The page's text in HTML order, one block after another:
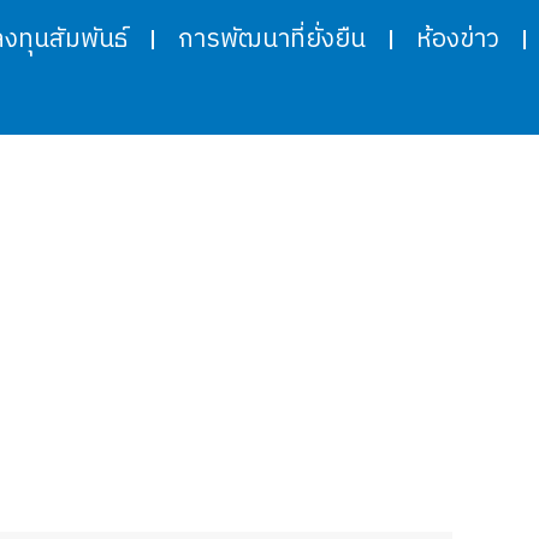
ทุนสัมพันธ์ การพัฒนาที่ยั่งยืน ห้องข่าว